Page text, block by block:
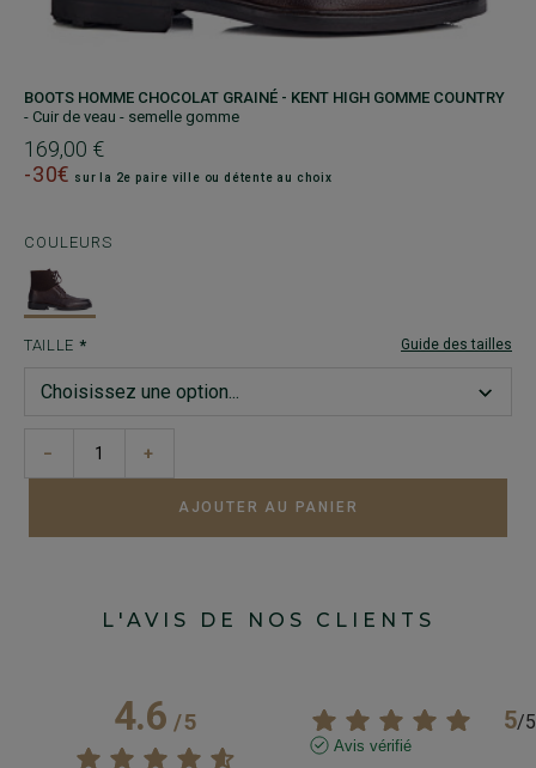
BOOTS HOMME CHOCOLAT GRAINÉ - KENT HIGH GOMME COUNTRY
- Cuir de veau - semelle gomme
169,00 €
-30€ sur la 2e paire ville ou détente au choix
COULEURS
TAILLE Guide des tailles
− +
AJOUTER AU PANIER
L'AVIS DE NOS CLIENTS
4.6/5 5/5
Avis vérifié